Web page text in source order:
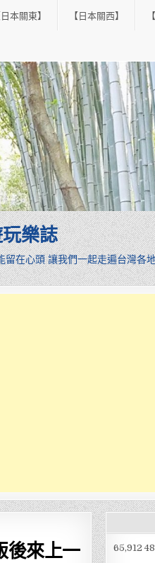
日本關東】 【日本關西】
樂誌
在心頭 讓我們一起走遍台灣各
後來上一
65,912